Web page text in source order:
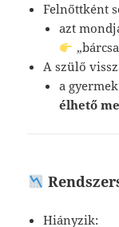
Felnőttként
azt
A szülő
a
élhető
Hiányzik: